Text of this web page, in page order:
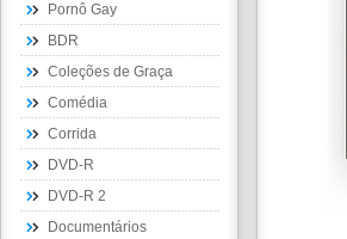
Pornô Gay
BDR
Coleções de Graça
Comédia
Corrida
DVD-R
DVD-R 2
Documentários